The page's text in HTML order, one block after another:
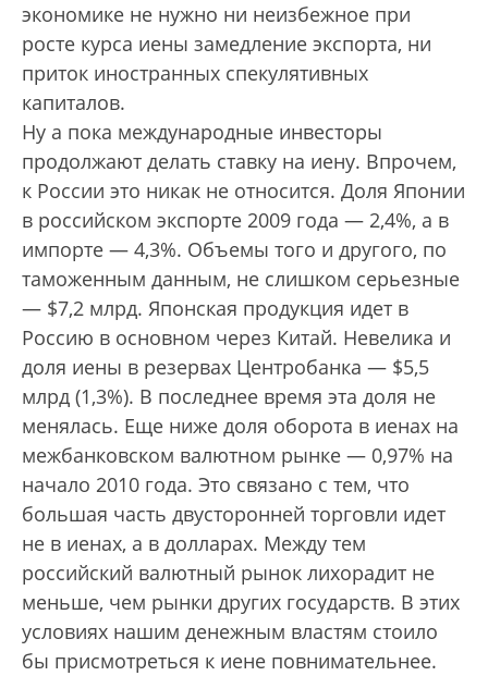
экономике не нужно ни неизбежное при
росте курса иены замедление экспорта, ни
приток иностранных спекулятивных
капиталов.
Ну а пока международные инвесторы
продолжают делать ставку на иену. Впрочем,
к России это никак не относится. Доля Японии
в российском экспорте 2009 года — 2,4%, а в
импорте — 4,3%. Объемы того и другого, по
таможенным данным, не слишком серьезные
— $7,2 млрд. Японская продукция идет в
Россию в основном через Китай. Невелика и
доля иены в резервах Центробанка — $5,5
млрд (1,3%). В последнее время эта доля не
менялась. Еще ниже доля оборота в иенах на
межбанковском валютном рынке — 0,97% на
начало 2010 года. Это связано с тем, что
большая часть двусторонней торговли идет
не в иенах, а в долларах. Между тем
российский валютный рынок лихорадит не
меньше, чем рынки других государств. В этих
условиях нашим денежным властям стоило
бы присмотреться к иене повнимательнее.